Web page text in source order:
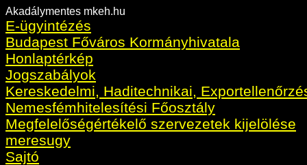
Akadálymentes mkeh.hu
E-ügyintézés
Budapest Főváros Kormányhivatala
Honlaptérkép
Jogszabályok
Kereskedelmi, Haditechnikai,
Nemesfémhitelesítési Főosztály
Megfelelőségértékelő szervezetek kijelölése
meresugy
Sajtó